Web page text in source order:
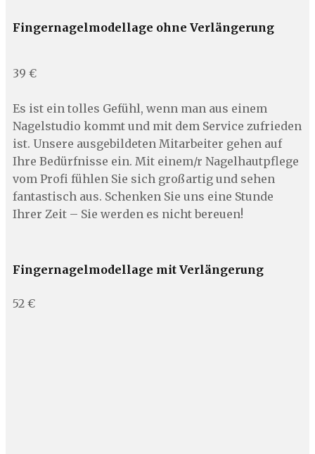
Fingernagelmodellage ohne Verlängerung
39 €
Es ist ein tolles Gefühl, wenn man aus einem
Nagelstudio kommt und mit dem Service zufrieden
ist. Unsere ausgebildeten Mitarbeiter gehen auf
Ihre Bedürfnisse ein. Mit einem/r Nagelhautpflege
vom Profi fühlen Sie sich großartig und sehen
fantastisch aus. Schenken Sie uns eine Stunde
Ihrer Zeit – Sie werden es nicht bereuen!
Fingernagelmodellage mit Verlängerung
52 €